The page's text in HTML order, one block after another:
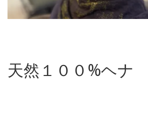
天然１００%ヘナ